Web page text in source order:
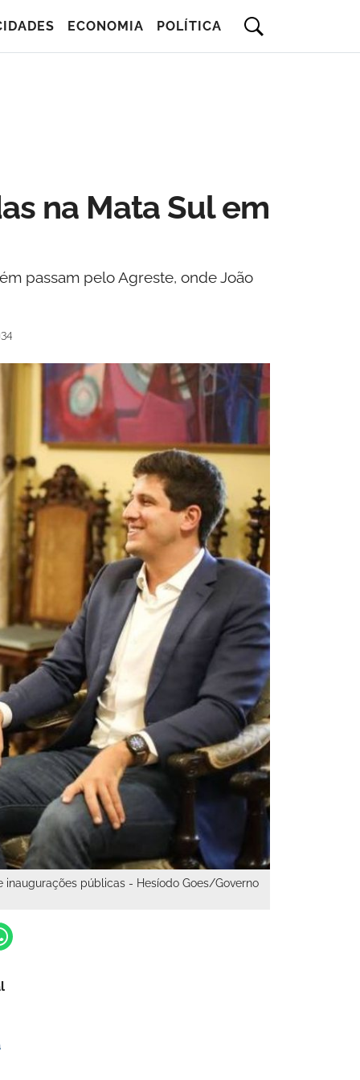
ECONOMIA POLÍTICA
na Mata Sul em
passam pelo Agreste, onde João
públicas - Hesíodo Goes/Governo